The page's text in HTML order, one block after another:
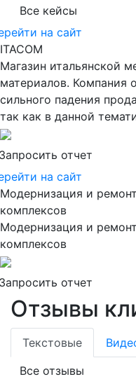
Все кейсы
на сайт
ITACOM
Магазин итальянской
материалов. Компания
сильного падения
так как в данной
отчет
на сайт
Модернизация и
комплексов
Модернизация и
комплексов
отчет
Отзывы
Текстовые
Все отзывы